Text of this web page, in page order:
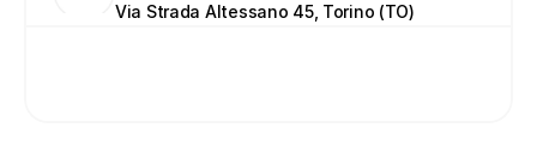
Via Strada Altessano 45, Torino (TO)